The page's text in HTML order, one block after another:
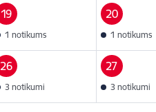
19
1 notikums
20
1 notikums
26
3 notikumi
27
3 notikumi